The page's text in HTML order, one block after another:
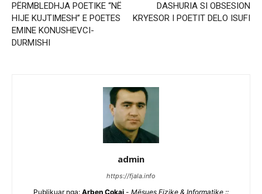
PËRMBLEDHJA POETIKE “NË
HIJE KUJTIMESH” E POETES
EMINE KONUSHEVCI-
DURMISHI
DASHURIA SI OBSESION
KRYESOR I POETIT DELO ISUFI
admin
https://fjala.info
Publikuar nga: Arben Çokaj - Mësues Fizike & Informatike ::